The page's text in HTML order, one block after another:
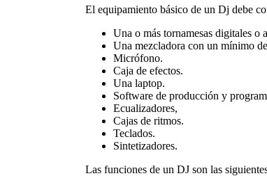
El equipamiento básico de un Dj debe
Una o más tornamesas digitales o
Una mezcladora con un mínimo
Micrófono.
Caja de efectos.
Una laptop.
Software de producción y
Ecualizadores,
Cajas de ritmos.
Teclados.
Sintetizadores.
Las funciones de un DJ son las